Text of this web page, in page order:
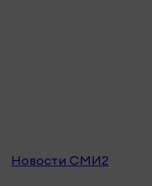
Новости СМИ2